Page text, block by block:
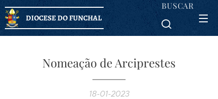
DIOCESE DO FUNCHAL
BUSCAR
Nomeação de Arciprestes
18-01-2023